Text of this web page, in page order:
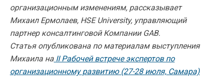
организационным изменениям, рассказывает
Михаил Ермолаев, HSE University, управляющий
партнер консалтинговой Компании GAB.
Статья опубликована по материалам выступления
Михаила на II Рабочей встрече экспертов по
организационному развитию (27-28 июля, Самара)